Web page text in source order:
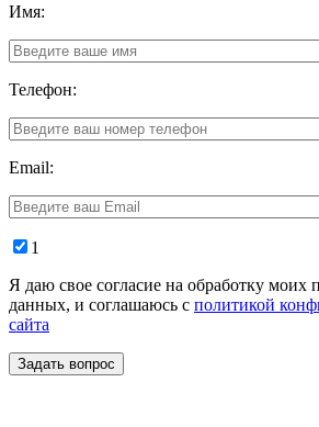
Имя:
Телефон:
Email:
1
Я даю свое согласие на обработку моих
данных, и соглашаюсь с политикой
сайта
Задать вопрос